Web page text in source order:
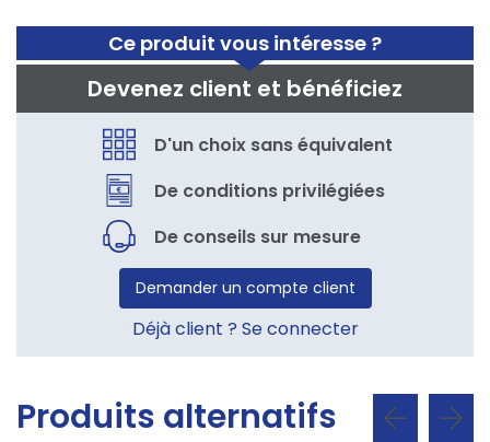
Ce produit vous intéresse ?
Devenez client et bénéficiez
D'un choix sans équivalent
De conditions privilégiées
De conseils sur mesure
Demander un compte client
Déjà client ? Se connecter
Produits alternatifs